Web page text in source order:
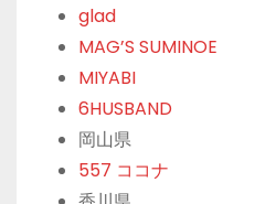
glad
MAG’S SUMINOE
MIYABI
6HUSBAND
岡山県
557 ココナ